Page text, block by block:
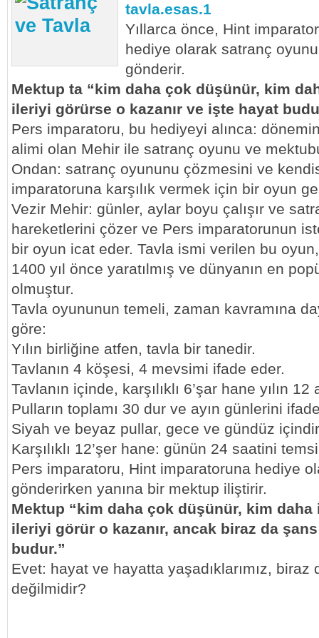
Yıllarca önce, Hint
hediye olarak satranç
gönderir.
Mektup ta “kim daha çok düşünür, kim
ileriyi görürse o kazanır ve işte hayat
Pers imparatoru, bu hediyeyi alınca:
alimi olan Mehir ile satranç oyunu ve
Ondan: satranç oyununu çözmesini ve
imparatoruna karşılık vermek için bir oyun
Vezir Mehir: günler, aylar boyu çalışır ve
hareketlerini çözer ve Pers imparatorunun
bir oyun icat eder. Tavla ismi verilen bu
1400 yıl önce yaratılmış ve dünyanın en
olmuştur.
Tavla oyununun temeli, zaman kavramına
göre:
Yılın birliğine atfen, tavla bir tanedir.
Tavlanın 4 köşesi, 4 mevsimi ifade eder.
Tavlanın içinde, karşılıklı 6’şar hane yılın 12
Pulların toplamı 30 dur ve ayın günlerini
Siyah ve beyaz pullar, gece ve gündüz
Karşılıklı 12’şer hane: günün 24 saatini
Pers imparatoru, Hint imparatoruna hediye
gönderirken yanına bir mektup iliştirir.
Mektup “kim daha çok düşünür, kim
ileriyi görür o kazanır, ancak biraz da
budur.”
Evet: hayat ve hayatta yaşadıklarımız,
değilmidir?